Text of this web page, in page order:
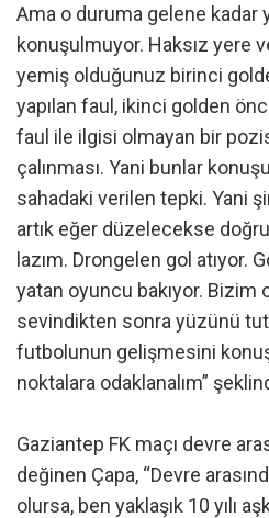
Ama o duruma gelene kadar
konuşulmuyor. Haksız yere
yemiş olduğunuz birinci
yapılan faul, ikinci golden
faul ile ilgisi olmayan bir
çalınması. Yani bunlar
sahadaki verilen tepki. Yani
artık eğer düzelecekse
lazım. Drongelen gol atıyor.
yatan oyuncu bakıyor. Bizim
sevindikten sonra yüzünü
futbolunun gelişmesini
noktalara odaklanalım”
Gaziantep FK maçı devre
değinen Çapa, “Devre
olursa, ben yaklaşık 10 yılı